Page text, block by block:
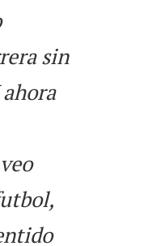
sin